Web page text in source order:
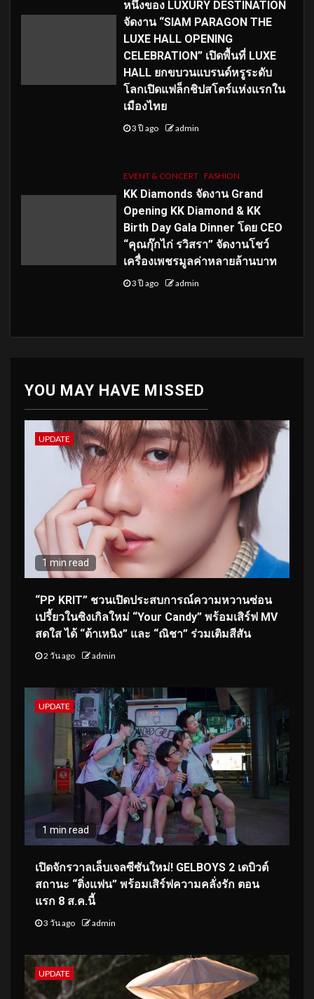
หนึ่งของ LUXURY DESTINATION
จัดงาน “SIAM PARAGON THE
LUXE HALL OPENING
CELEBRATION” เปิดพื้นที่ LUXE
HALL ยกขบวนแบรนด์หรูระดับ
โลกเปิดแฟล็กชิปสโตร์แห่งแรกใน
เมืองไทย
3 ปี ago admin
EVENT & CONCERT FASHION
KK Diamonds จัดงาน Grand
Opening KK Diamond & KK
Birth Day Gala Dinner โดย CEO
“คุณกุ๊กไก่ รวิสรา” จัดงานโชว์
เครื่องเพชรมูลค่าหลายล้านบาท
3 ปี ago admin
YOU MAY HAVE MISSED
UPDATE
1 min read
“PP KRIT” ชวนเปิดประสบการณ์ความหวานซ่อน
เปรี้ยวในซิงเกิลใหม่ “Your Candy” พร้อมเสิร์ฟ MV
สดใส ได้ “ต้าเหนิง” และ “ณิชา” ร่วมเติมสีสัน
2 วัน ago admin
UPDATE
1 min read
เปิดจักรวาลเล็บเจลซีซันใหม่! GELBOYS 2 เดบิวต์
สถานะ “ติ่งแฟน” พร้อมเสิร์ฟความคลั่งรัก ตอน
แรก 8 ส.ค.นี้
3 วัน ago admin
UPDATE